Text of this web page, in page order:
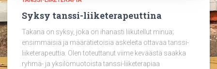
Syksy tanssi-liiketerapeuttina
Takana on syksy, joka on ihanasti liikutellut minua;
ensimmäisiä ja määrätietoisia askeleita ottavaa tanssi-
liiketerapeuttia. Olen toteuttanut viime keväästä saakka
ryhmä- ja yksilömuotoista tanssi-liiketerapiaa